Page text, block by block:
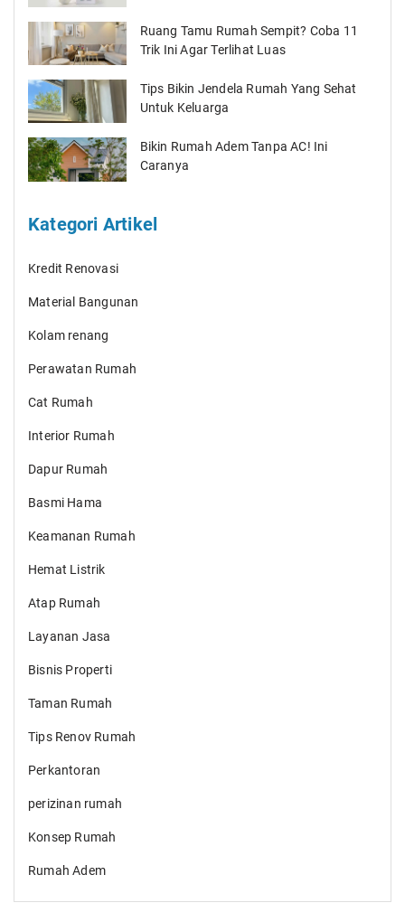
Ruang Tamu Rumah Sempit? Coba 11
Trik Ini Agar Terlihat Luas
Tips Bikin Jendela Rumah Yang Sehat
Untuk Keluarga
Bikin Rumah Adem Tanpa AC! Ini
Caranya
Kategori Artikel
Kredit Renovasi
Material Bangunan
Kolam renang
Perawatan Rumah
Cat Rumah
Interior Rumah
Dapur Rumah
Basmi Hama
Keamanan Rumah
Hemat Listrik
Atap Rumah
Layanan Jasa
Bisnis Properti
Taman Rumah
Tips Renov Rumah
Perkantoran
perizinan rumah
Konsep Rumah
Rumah Adem